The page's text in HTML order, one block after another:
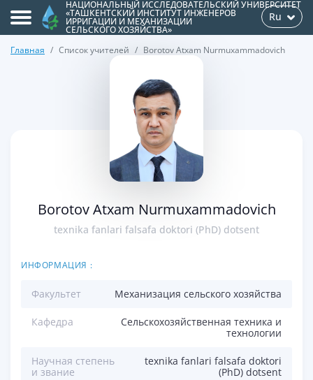
НАЦИОНАЛЬНЫЙ ИССЛЕДОВАТЕЛЬСКИЙ УНИВЕРСИТЕТ
«ТАШКЕНТСКИЙ ИНСТИТУТ ИНЖЕНЕРОВ
ИРРИГАЦИИ И МЕХАНИЗАЦИИ
СЕЛЬСКОГО ХОЗЯЙСТВА»
Ru
Главная Список учителей Borotov Atxam Nurmuxammadovich
Borotov Atxam Nurmuxammadovich
texnika fanlari falsafa doktori (PhD) dotsent
ИНФОРМАЦИЯ :
Факультет Механизация сельского хозяйства
Кафедра
Сельскохозяйственная техника и
технологии
Научная степень
и звание
texnika fanlari falsafa doktori
(PhD) dotsent